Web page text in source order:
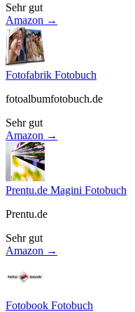
Sehr gut
Amazon →
Fotofabrik Fotobuch
fotoalbumfotobuch.de
Sehr gut
Amazon →
Prentu.de Magini Fotobuch
Prentu.de
Sehr gut
Amazon →
Fotobook Fotobuch